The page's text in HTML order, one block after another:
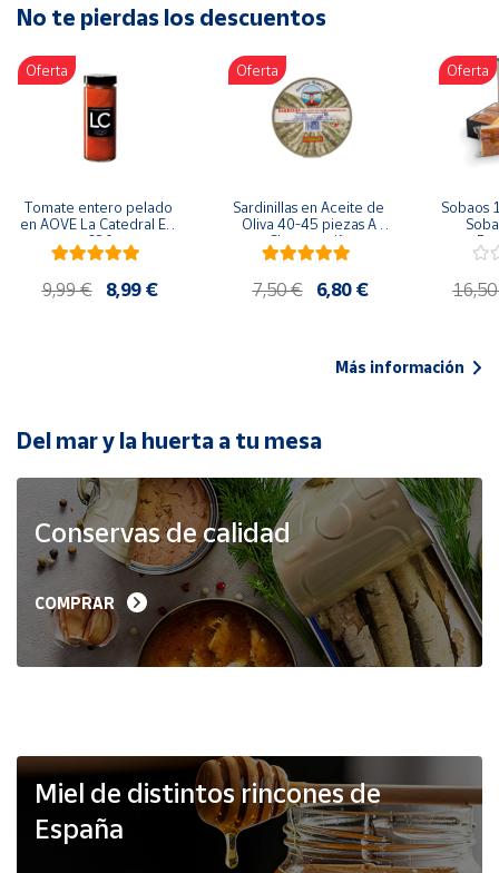
Artesanía
Oficina y
Papelería
Para Canarias,
Ceuta y Melilla
populares
Bono
Cultural
de Correos
Market
Productos
Solidarios
Ayuda
Vendedores
Mapa de
No te pierdas los descuentos
Oferta
Tomate entero pelado
en AOVE La Catedral ER-
630
9,99 € 8,99 €
Oferta
Sardinillas en Aceite de
Oliva 40-45 piezas A
Churrusquiña
7,50 € 6,80 €
Oferta
Sobaos
Más información
Del mar y la huerta a tu mesa
Conservas de calidad
COMPRAR
Miel de distintos rincones de
España